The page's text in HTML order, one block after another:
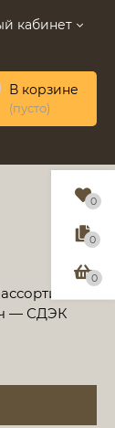
кабинет
В корзине
(пусто)
— СДЭК
0
0
0